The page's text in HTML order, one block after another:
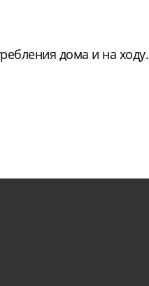
дома и на ходу.